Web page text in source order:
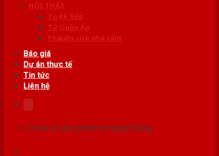
NỘI THẤT
Tủ Kệ Bếp
Tủ Quần Áo
Phụ kiện cửa nhà tắm
Báo giá
Dự án thực tế
Tin tức
Liên hệ
Chưa có sản phẩm trong giỏ hàng.